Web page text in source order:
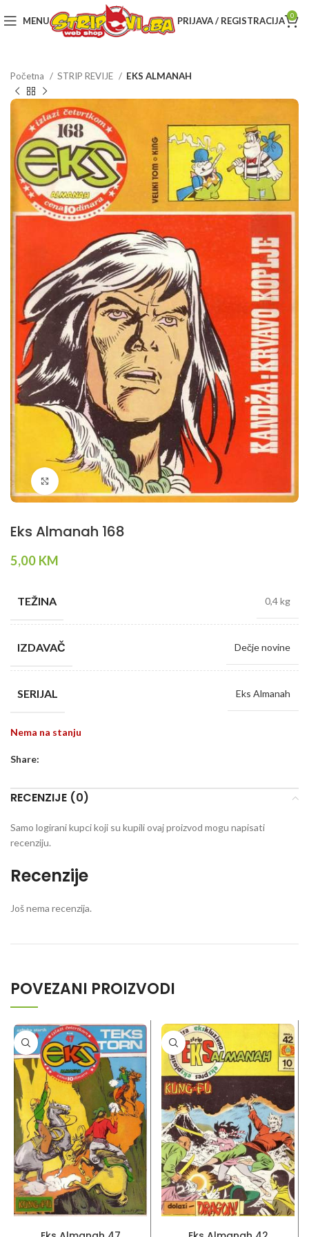
MENU PRIJAVA / REGISTRACIJA 0
Početna STRIP REVIJE EKS ALMANAH
Klikni da povečaš
Eks Almanah 168
5,00 KM
TEŽINA 0,4 kg
IZDAVAČ Dečje novine
SERIJAL Eks Almanah
Nema na stanju
Share:
RECENZIJE (0)
Recenzije
Još nema recenzija.
Samo logirani kupci koji su kupili ovaj proizvod mogu napisati
recenziju.
POVEZANI PROIZVODI